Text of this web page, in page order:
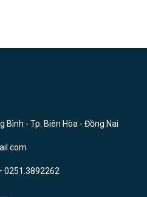
Bình - Tp. Biên Hòa - Đồng Nai
0251.3892262